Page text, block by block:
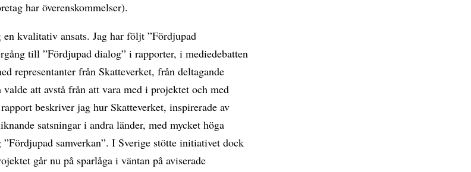
har överenskommelser).
kvalitativ ansats. Jag har följt ”Fördjupad
till ”Fördjupad dialog” i rapporter, i mediedebatten
representanter från Skatteverket, från deltagande
att avstå från att vara med i projektet och med
beskriver jag hur Skatteverket, inspirerade av
satsningar i andra länder, med mycket höga
samverkan”. I Sverige stötte initiativet dock
går nu på sparlåga i väntan på aviserade